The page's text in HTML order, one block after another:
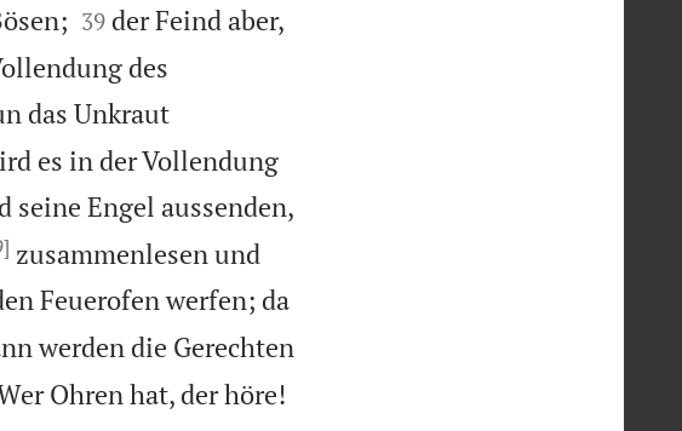

39 der Feind aber,
des
das Unkraut
es in der Vollendung
seine Engel aussenden,
zusammenlesen und
Feuerofen werfen; da
werden die Gerechten
Ohren hat, der höre!